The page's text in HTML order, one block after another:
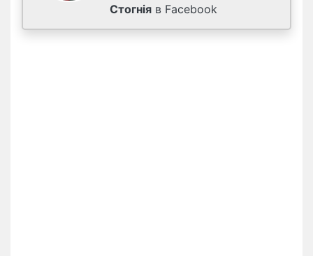
Стогнія в Facebook